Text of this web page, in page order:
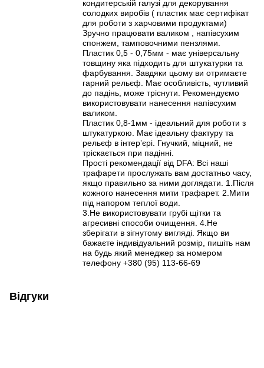
кондитерській галузі для декорування
солодких виробів ( пластик має сертифікат
для роботи з харчовими продуктами)
Зручно працювати валиком , напівсухим
спонжем, тамповочними пензлями.
Пластик 0,5 - 0,75мм - має універсальну
товщину яка підходить для штукатурки та
фарбування. Завдяки цьому ви отримаєте
гарний рельєф. Має особливість, чутливий
до падінь, може тріснути. Рекомендуємо
використовувати нанесення напівсухим
валиком.
Пластик 0,8-1мм - ідеальний для роботи з
штукатуркою. Має ідеальну фактуру та
рельєф в інтерʼєрі. Гнучкий, міцний, не
тріскається при падінні.
Прості рекомендації від DFA: Всі наші
трафарети прослужать вам достатньо часу,
якщо правильно за ними доглядати. 1.Після
кожного нанесення мити трафарет. 2.Мити
під напором теплої води.
3.Не використовувати грубі щітки та
агресивні способи очищення. 4.Не
зберігати в зігнутому вигляді. Якщо ви
бажаєте індивідуальний розмір, пишіть нам
на будь який менеджер за номером
телефону +380 (95) 113-66-69
Відгуки